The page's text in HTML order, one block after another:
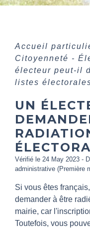
Accueil
Citoyenneté -
électeur peut-il
listes
UN
Vérifié le 24 May 2023 -
administrative (Première
Si vous êtes
demander à être
mairie, car
Toutefois, vous